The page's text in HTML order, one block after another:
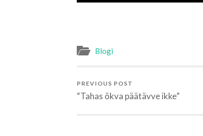
Blogi
PREVIOUS POST
“Tahas õkva päätävve ikke”